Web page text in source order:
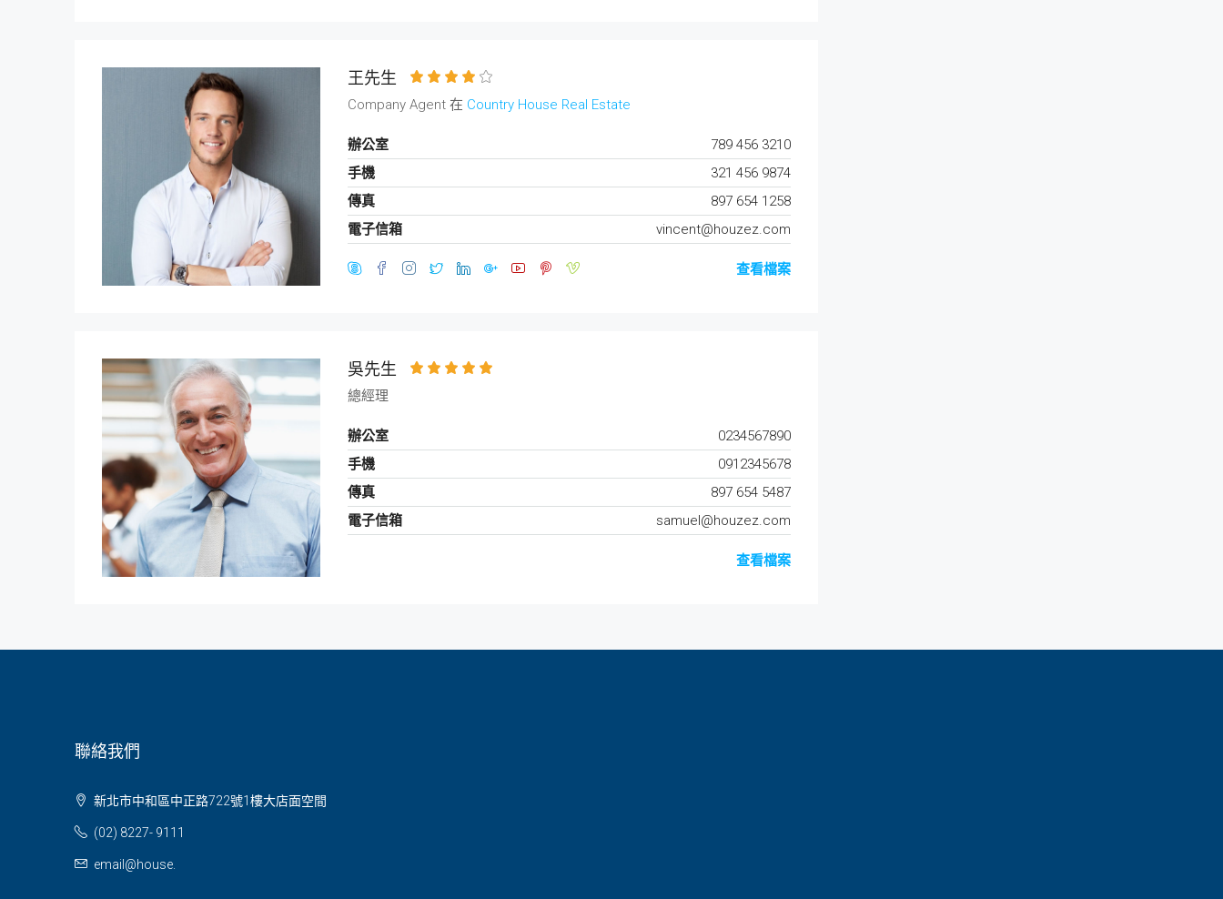
王先生
Company Agent 在 Country House Real Estate
辦公室
789 456 3210
手機
321 456 9874
傳真
897 654 1258
電子信箱
vincent@houzez.com
查看檔案
吳先生
總經理
辦公室
0234567890
手機
0912345678
傳真
897 654 5487
電子信箱
samuel@houzez.com
查看檔案
聯絡我們
新北市中和區中正路722號1樓大店面空間
(02) 8227- 9111
email@house.